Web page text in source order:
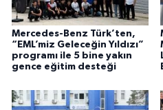
Mercedes-Benz Türk’ten,
“EML’miz Geleceğin Yıldızı”
programı ile 5 bine yakın
gence eğitim desteği